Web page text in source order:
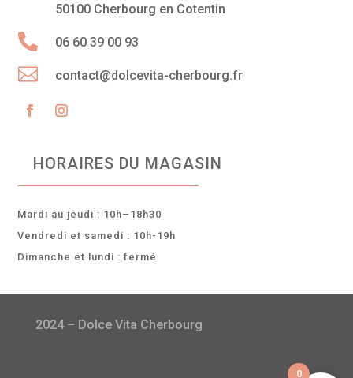
actualités et promos !
Nous ne spammons
50100 Cherbourg en Cotentin
 06 60 39 00 93
 contact@dolcevita-cherbourg.fr
HORAIRES DU MAGASIN
Mardi au jeudi : 10h–18h30
Vendredi et samedi : 10h-19h
Dimanche et lundi : fermé
2024 – Dolce Vita Cherbourg
0